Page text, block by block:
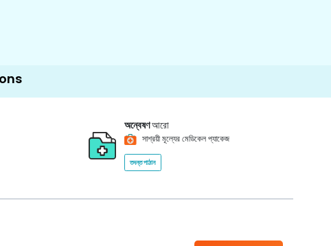
অন্বেষণআরো
সাশ্রয়ী মূল্যের মেডিকেল প্যাকেজ
তদন্ত পাঠান